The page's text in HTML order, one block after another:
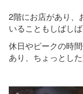
2階にお店があり、
いることもしばしば
休日やピークの時
あり、ちょっとし